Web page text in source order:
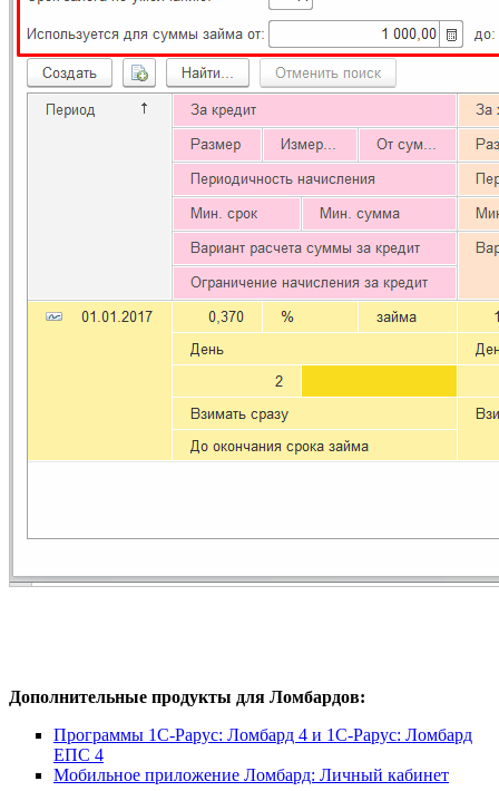
Дополнительные продукты для Ломбардов:
Программы 1С-Рарус: Ломбард 4 и 1С-Рарус: Ломбард
ЕПС 4
Мобильное приложение Ломбард: Личный кабинет